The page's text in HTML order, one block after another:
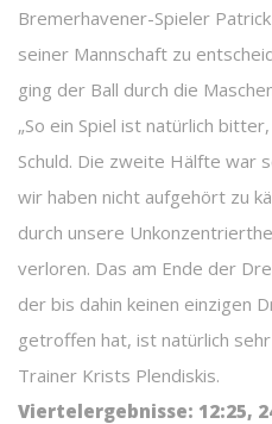
Bremerhavener-Spieler
seiner Mannschaft zu
ging der Ball durch die
„So ein Spiel ist natürlich
Schuld. Die zweite Hälfte war
wir haben nicht aufgehört zu
durch unsere
verloren. Das am Ende der
der bis dahin keinen einzigen
getroffen hat, ist natürlich
Trainer Krists Plendiskis.
Viertelergebnisse: 12:25,